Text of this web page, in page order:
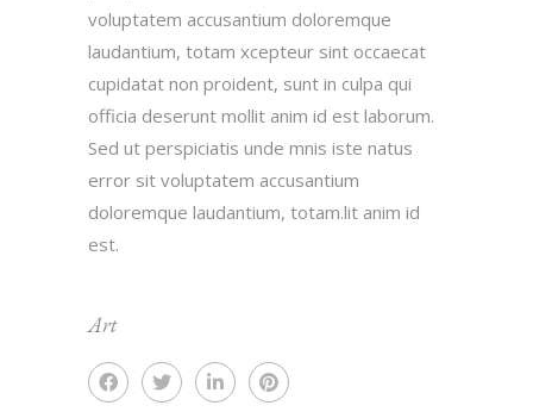
voluptatem accusantium doloremque
laudantium, totam xcepteur sint occaecat
cupidatat non proident, sunt in culpa qui
officia deserunt mollit anim id est laborum.
Sed ut perspiciatis unde mnis iste natus
error sit voluptatem accusantium
doloremque laudantium, totam.lit anim id
est.
Art